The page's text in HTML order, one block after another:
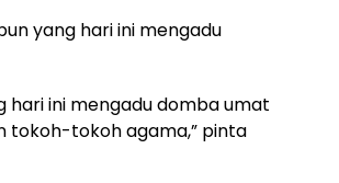
yang hari ini mengadu
hari ini mengadu domba umat
tokoh-tokoh agama,” pinta